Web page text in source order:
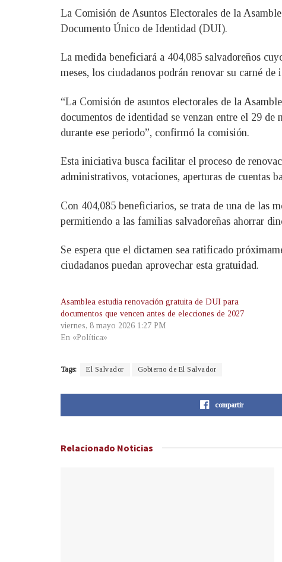
La Comisión de Asuntos Electorales de la
Documento Único de Identidad (DUI).
La medida beneficiará a 404,085 salvadoreños
meses, los ciudadanos podrán renovar su carné
“La Comisión de asuntos electorales de la
documentos de identidad se venzan entre el 29
durante ese periodo”, confirmó la comisión.
Esta iniciativa busca facilitar el proceso de
administrativos, votaciones, aperturas de cuentas
Con 404,085 beneficiarios, se trata de una de las
permitiendo a las familias salvadoreñas ahorrar
Se espera que el dictamen sea ratificado
ciudadanos puedan aprovechar esta gratuidad.
Asamblea estudia renovación gratuita de DUI para
documentos que vencen antes de elecciones de 2027
viernes, 8 mayo 2026 1:27 PM
En «Política»
Tags: El Salvador Gobierno de El Salvador
compartir
Relacionado Noticias